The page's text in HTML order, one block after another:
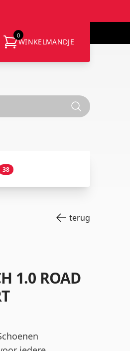
0
WINKELMANDJE
38
terug
1.0 ROAD